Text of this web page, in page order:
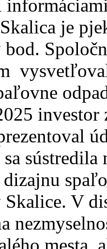
je
sa
V
mesta,